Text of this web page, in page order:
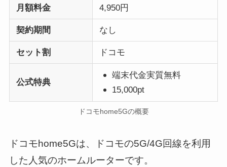
月額料金 4,950円
契約期間 なし
セット割 ドコモ
公式特典
端末代金実質無料
15,000pt
ドコモhome5Gの概要
ドコモhome5Gは、ドコモの5G/4G回線を利用
した人気のホームルーターです。